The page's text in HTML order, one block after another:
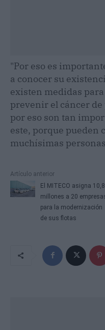
"Por eso es
a conocer su
existen medidas
prevenir el cáncer
por eso son tan
este, porque pueden
muchísimas
Artículo anterior
El MITECO asigna 10,8
millones a 20
para la modernización
de sus flotas